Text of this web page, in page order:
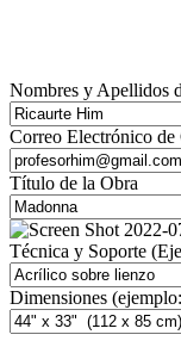
Nombres y Apellidos
Correo Electrónico de
Título de la Obra
Técnica y Soporte
Dimensiones